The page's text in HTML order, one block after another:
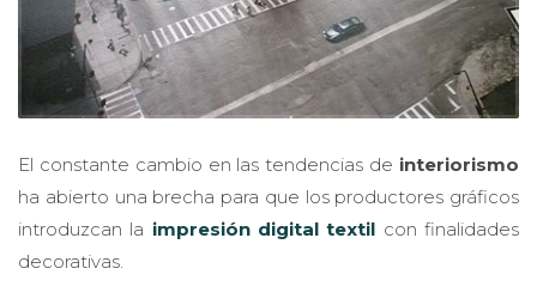
El constante cambio en las tendencias de interiorismo
ha abierto una brecha para que los productores gráficos
introduzcan la impresión digital textil con finalidades
decorativas.